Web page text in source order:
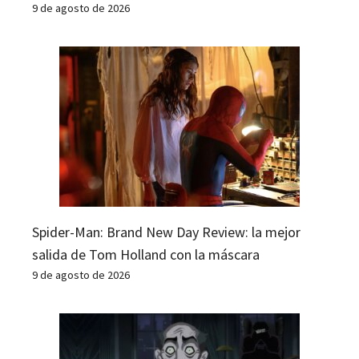
9 de agosto de 2026
Spider-Man: Brand New Day Review: la mejor
salida de Tom Holland con la máscara
9 de agosto de 2026